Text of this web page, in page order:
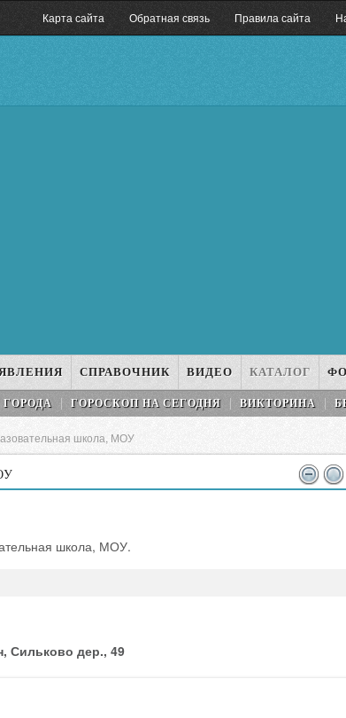
Карта сайта Обратная связь Правила сайта
СПРАВОЧНИК ВИДЕО КАТАЛОГ
ГОРОДА ГОРОСКОП НA СEГОДНЯ ВИКТОРИНА
школа, МОУ
школа, МОУ.
Сильково дер., 49